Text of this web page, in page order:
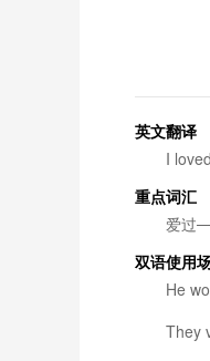
英文翻译
I
重点词汇
爱过
双语使用
He
They